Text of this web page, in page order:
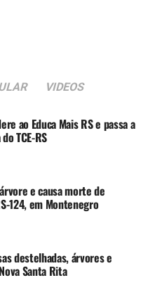
VIDEOS
ao Educa Mais RS e passa a
TCE-RS
e causa morte de
124, em Montenegro
destelhadas, árvores e
Santa Rita